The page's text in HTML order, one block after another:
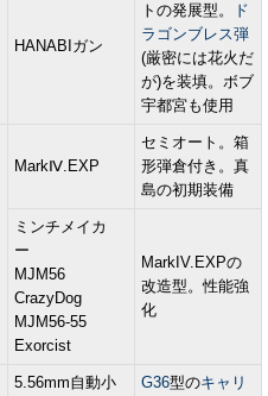
HANABIガン
トの発展型。
ド
ラゴンブレス弾
(厳密には花火だ
が)を装填。ボブ
宇都宮も使用
MarkⅣ.EXP
セミオート。箱
形弾倉付き。真
島の初期装備
ミンチメイカ
ー
MJM56
CrazyDog
MJM56-55
Exorcist
MarkIV.EXPの
改造型。性能強
化
5.56mm自動小
G36型のキャリ